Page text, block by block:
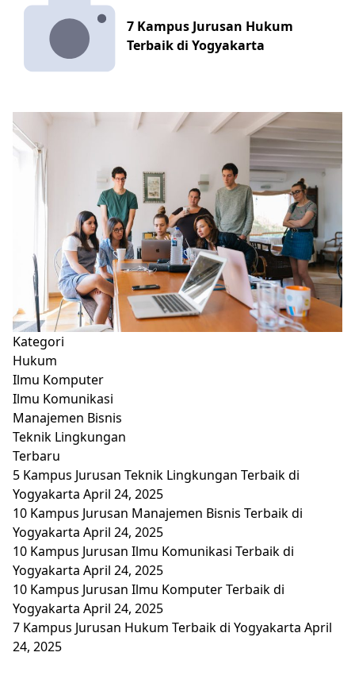
7 Kampus Jurusan Hukum
Terbaik di Yogyakarta
Kategori
Hukum
Ilmu Komputer
Ilmu Komunikasi
Manajemen Bisnis
Teknik Lingkungan
Terbaru
5 Kampus Jurusan Teknik Lingkungan Terbaik di
Yogyakarta April 24, 2025
10 Kampus Jurusan Manajemen Bisnis Terbaik di
Yogyakarta April 24, 2025
10 Kampus Jurusan Ilmu Komunikasi Terbaik di
Yogyakarta April 24, 2025
10 Kampus Jurusan Ilmu Komputer Terbaik di
Yogyakarta April 24, 2025
7 Kampus Jurusan Hukum Terbaik di Yogyakarta April
24, 2025